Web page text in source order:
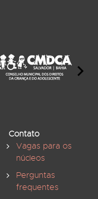
Contato
Vagas para os
núcleos
Perguntas
frequentes